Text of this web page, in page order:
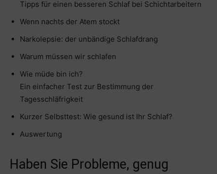
Tipps für einen besseren Schlaf bei Schichtarbeitern
Wenn nachts der Atem stockt
Narkolepsie: der unbändige Schlafdrang
Warum müssen wir schlafen
Wie müde bin ich?
Ein einfacher Test zur Bestimmung der
Tagesschläfrigkeit
Kurzer Selbsttest: Wie gesund ist Ihr Schlaf?
Auswertung
Haben Sie Probleme, genug